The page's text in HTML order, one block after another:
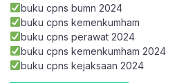
buku cpns bumn 2024
buku cpns kemenkumham
buku cpns perawat 2024
buku cpns kemenkumham 2024
buku cpns kejaksaan 2024